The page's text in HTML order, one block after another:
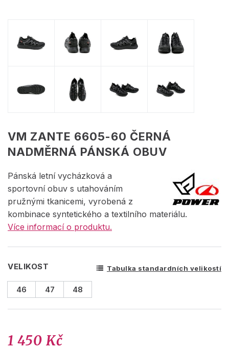
VM ZANTE 6605-60 ČERNÁ
NADMĚRNÁ PÁNSKÁ OBUV
Pánská letní vycházková a
sportovní obuv s utahováním
pružnými tkanicemi, vyrobená z
kombinace syntetického a textilního materiálu.
Více informací o produktu.
VELIKOST Tabulka standardních velikostí
46 47 48
1 450 Kč